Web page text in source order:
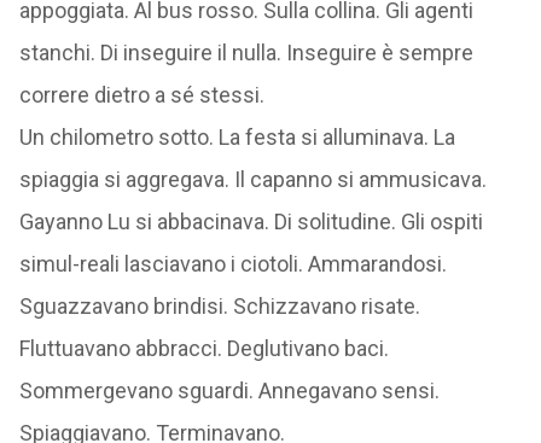
appoggiata. Al bus rosso. Sulla collina. Gli agenti
stanchi. Di inseguire il nulla. Inseguire è sempre
correre dietro a sé stessi.
Un chilometro sotto. La festa si alluminava. La
spiaggia si aggregava. Il capanno si ammusicava.
Gayanno Lu si abbacinava. Di solitudine. Gli ospiti
simul-reali lasciavano i ciotoli. Ammarandosi.
Sguazzavano brindisi. Schizzavano risate.
Fluttuavano abbracci. Deglutivano baci.
Sommergevano sguardi. Annegavano sensi.
Spiaggiavano. Terminavano.